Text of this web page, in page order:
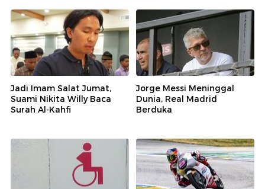
Jadi Imam Salat Jumat,
Suami Nikita Willy Baca
Surah Al-Kahfi
Jorge Messi Meninggal
Dunia, Real Madrid
Berduka